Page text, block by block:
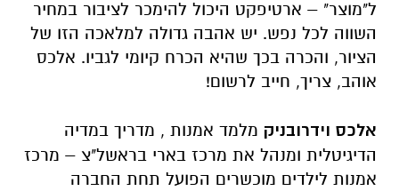
ל"מוצר" – ארטיפקט היכול להימכר לציבור במחיר
השווה לכל נפש. יש אהבה גדולה למלאכה הזו של
הציור, והכרה בכך שהיא הכרח קיומי לגביו. אלכס
אוהב, צריך, חייב לרשום!
אלכס וידרובניק מלמד אמנות , מדריך במדיה
הדיגיטלית ומנהל את מרכז בארי בראשל"צ – מרכז
אמנות לילדים מוכשרים הפועל תחת החברה